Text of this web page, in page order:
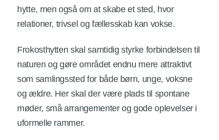
hytte, men også om at skabe et sted, hvor
relationer, trivsel og fællesskab kan vokse.
Frokosthytten skal samtidig styrke forbindelsen til
naturen og gøre området endnu mere attraktivt
som samlingssted for både børn, unge, voksne
og ældre. Her skal der være plads til spontane
møder, små arrangementer og gode oplevelser i
uformelle rammer.